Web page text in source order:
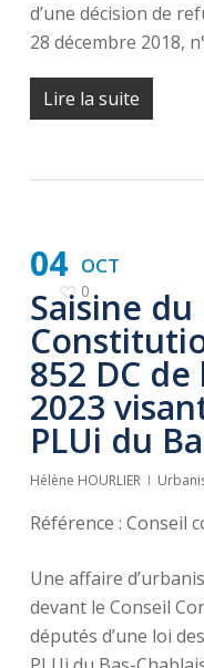
d’une décision de
28 décembre 2018,
Lire la suite
OCT
04
0
Saisine du
852 DC
2023
PLUi du
Hélène HOURLIER
Référence : Conseil
Une affaire
devant le Conseil
députés d’une loi